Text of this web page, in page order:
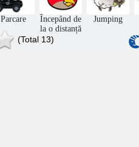
Petrecere de joc
de snowboard
Du-te! Salvare
cu snowboard
Parcare
Începând de
la o distanță
Jumping
(Total 13)